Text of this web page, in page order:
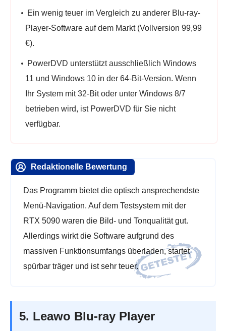
Ein wenig teuer im Vergleich zu anderer Blu-ray-
Player-Software auf dem Markt (Vollversion 99,99
€).
PowerDVD unterstützt ausschließlich Windows
11 und Windows 10 in der 64-Bit-Version. Wenn
Ihr System mit 32-Bit oder unter Windows 8/7
betrieben wird, ist PowerDVD für Sie nicht
verfügbar.
Redaktionelle Bewertung
Das Programm bietet die optisch ansprechendste
Menü-Navigation. Auf dem Testsystem mit der
RTX 5090 waren die Bild- und Tonqualität gut.
Allerdings wirkt die Software aufgrund des
massiven Funktionsumfangs überladen, startet
spürbar träger und ist sehr teuer.
5. Leawo Blu-ray Player